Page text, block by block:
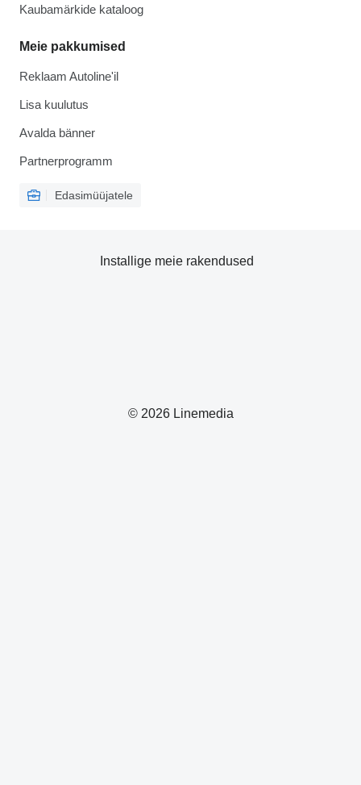
Kaubamärkide kataloog
Meie pakkumised
Reklaam Autoline'il
Lisa kuulutus
Avalda bänner
Partnerprogramm
Edasimüüjatele
© 2026 Linemedia
Installige meie rakendused